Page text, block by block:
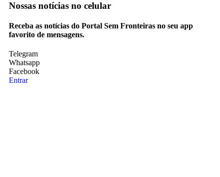
Nossas notícias no celular
Receba as notícias do Portal Sem Fronteiras no seu app
favorito de mensagens.
Telegram
Whatsapp
Facebook
Entrar